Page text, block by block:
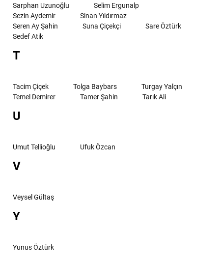
Sarphan Uzunoğlu
Selim Ergunalp
Sezin Aydemir
Sinan Yıldırmaz
Seren Ay Şahin
Suna Çiçekçi
Sare Öztürk
Sedef Atik
T
Tacim Çiçek Tolga Baybars
Turgay Yalçın
Temel Demirer
Tamer Şahin Tarık Ali
U
Umut Tellioğlu Ufuk Özcan
V
Veysel Gültaş
Y
Yunus Öztürk